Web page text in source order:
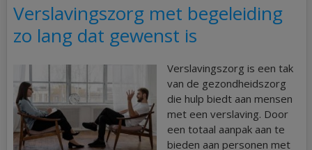
Verslavingszorg met begeleiding
zo lang dat gewenst is
Verslavingszorg is een tak
van de gezondheidszorg
die hulp biedt aan mensen
met een verslaving. Door
een totaal aanpak aan te
bieden aan personen met